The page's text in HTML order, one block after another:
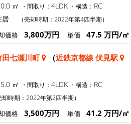
㎡ ・間取り： 4LDK ・構造： RC
居 （売却時期：2022年第4四半期）
価格 3,800万円 単価 47.5 万円/㎡
七瀬川町 （近鉄京都線 伏見駅
㎡ ・間取り： 4LDK ・構造： RC
却時期：2022年第2四半期）
価格 3,500万円 単価 41.2 万円/㎡